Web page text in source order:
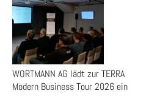
WORTMANN AG lädt zur TERRA
Modern Business Tour 2026 ein